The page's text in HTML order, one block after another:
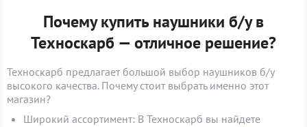
Почему купить наушники б/у в
Техноскарб — отличное решение?
Техноскарб предлагает большой выбор наушников б/у
высокого качества. Почему стоит выбрать именно этот
магазин?
Широкий ассортимент: В Техноскарб вы найдете